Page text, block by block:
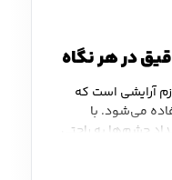
در هر نگاه
آرایشی است که
می‌شود. با
چشم‌ها به راحتی
دقیقی ایجاد
شما را برجسته